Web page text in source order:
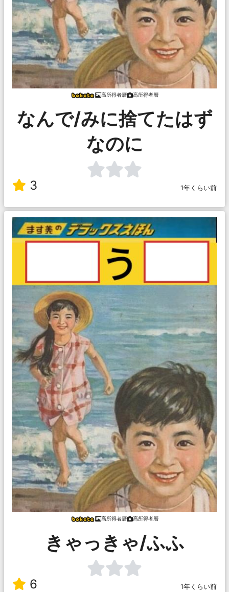
高所得者層 高所得者層
なんで/みに捨てたはず
なのに
3 1年くらい前
高所得者層 高所得者層
きゃっきゃ/ふふ
6 1年くらい前